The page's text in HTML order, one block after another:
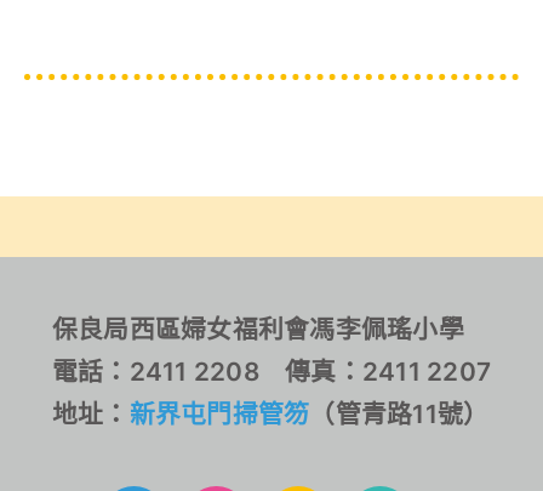
保良局西區婦女福利會馮李佩瑤小學
電話：2411 2208 傳真：2411 2207
地址： 新界屯門掃管笏 （管青路11號）